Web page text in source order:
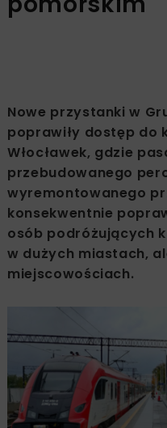
Nowe przystanki w
poprawiły dostęp do
Włocławek, gdzie
przebudowanego
wyremontowanego
konsekwentnie
osób podróżujących
w dużych miastach,
miejscowościach.